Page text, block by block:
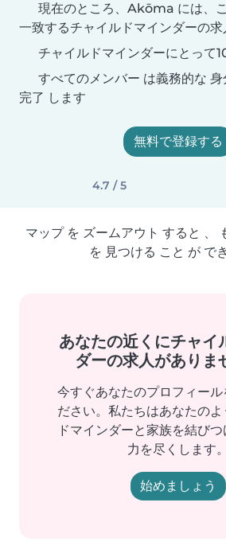
現在のところ、Akōma には、
一致するチャイルドマインダーの求
チャイルドマインダーにとって
すべてのメンバー は義務的な
完了 します
無料で登録する
4.7 / 5
マップ を ズームアウト すると 、
を 見つける こと が で
あなたの近くにチャイ
ダーの求人がありま
今すぐあなたのプロフィール
ださい。私たちはあなたの
ドマインダーと家族を結び
力を尽くします。
始めましょう